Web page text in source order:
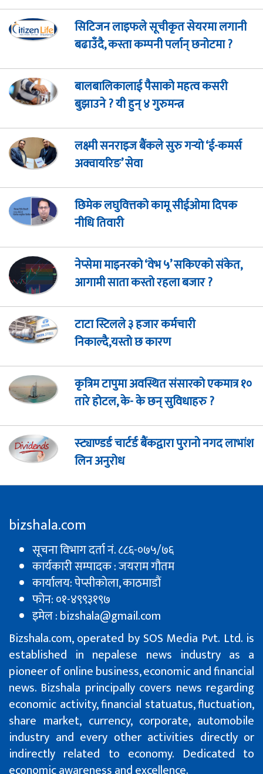
सिटिजन लाइफले सूचीकृत सेयरमा लगानी
बढाउँदै, कस्ता कम्पनी पर्लान् छनोटमा ?
बालबालिकालाई पैसाको महत्व कसरी
बुझाउने ? यी हुन् ४ गुरुमन्त्र
लक्ष्मी सनराइज बैंकले सुरु गर्‍यो ‘ई-कमर्स
अक्वायरिङ’ सेवा
छिमेक लघुवित्तको कामू सीईओमा दिपक
नीधि तिवारी
नेप्सेमा माइनरको ‘वेभ ५’ सकिएको संकेत,
आगामी साता कस्तो रहला बजार ?
टाटा स्टिलले ३ हजार कर्मचारी
निकाल्दै,यस्तो छ कारण
कृत्रिम टापुमा अवस्थित संसारको एकमात्र १०
तारे होटल, के- के छन् सुविधाहरु ?
स्ट्याण्डर्ड चार्टर्ड बैंकद्वारा पुरानो नगद लाभांश
लिन अनुरोध
bizshala.com
सूचना विभाग दर्ता नं. ८८६-०७५/७६
कार्यकारी सम्पादक : जयराम गौतम
कार्यालय: पेप्सीकाेला, काठमाडौं
फोन: ०१-४९९३१९७
इमेल : bizshala@gmail.com
Bizshala.com, operated by SOS Media Pvt. Ltd. is
established in nepalese news industry as a
pioneer of online business, economic and financial
news. Bizshala principally covers news regarding
economic activity, financial statuatus, fluctuation,
share market, currency, corporate, automobile
industry and every other activities directly or
indirectly related to economy. Dedicated to